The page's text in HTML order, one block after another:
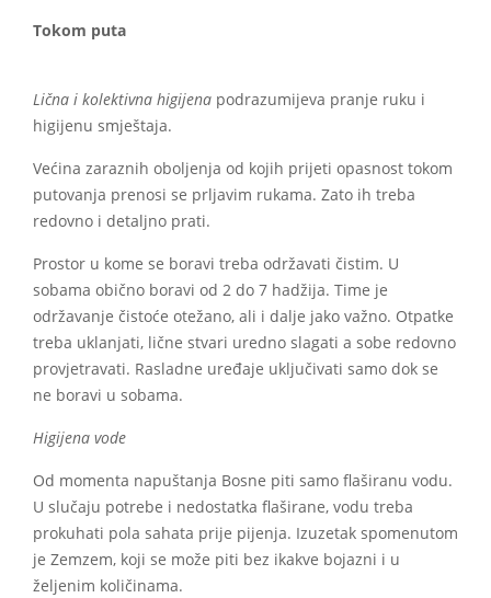
Tokom puta
Lična i kolektivna higijena podrazumijeva pranje ruku i
higijenu smještaja.
Većina zaraznih oboljenja od kojih prijeti opasnost tokom
putovanja prenosi se prljavim rukama. Zato ih treba
redovno i detaljno prati.
Prostor u kome se boravi treba održavati čistim. U
sobama obično boravi od 2 do 7 hadžija. Time je
održavanje čistoće otežano, ali i dalje jako važno. Otpatke
treba uklanjati, lične stvari uredno slagati a sobe redovno
provjetravati. Rasladne uređaje uključivati samo dok se
ne boravi u sobama.
Higijena vode
Od momenta napuštanja Bosne piti samo flaširanu vodu.
U slučaju potrebe i nedostatka flaširane, vodu treba
prokuhati pola sahata prije pijenja. Izuzetak spomenutom
je Zemzem, koji se može piti bez ikakve bojazni i u
željenim količinama.